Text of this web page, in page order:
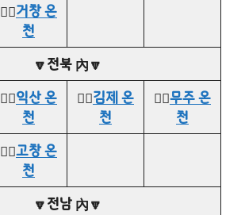
👉🏻거창 온
천
🔽전북 內🔽
👉🏻익산 온
천
👉🏻김제 온
천
👉🏻무주 온
천
👉🏻고창 온
천
🔽전남 內🔽